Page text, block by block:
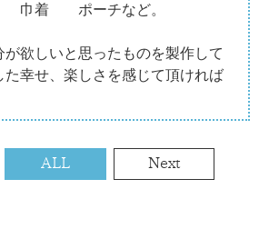
巾着 ポーチなど。
欲しいと思ったものを製作して
た幸せ、楽しさを感じて頂ければ
ALL Next